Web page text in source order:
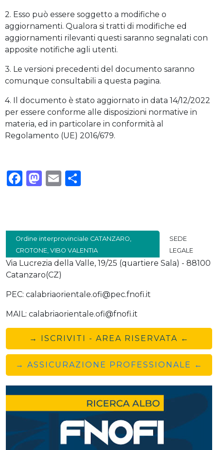
2. Esso può essere soggetto a modifiche o
aggiornamenti. Qualora si tratti di modifiche ed
aggiornamenti rilevanti questi saranno segnalati con
apposite notifiche agli utenti.
3. Le versioni precedenti del documento saranno
comunque consultabili a questa pagina.
4. Il documento è stato aggiornato in data 14/12/2022
per essere conforme alle disposizioni normative in
materia, ed in particolare in conformità al
Regolamento (UE) 2016/679.
Facebook
Mastodon
Email
Ordine interprovinciale CATANZARO,
CROTONE, VIBO VALENTIA
SEDE
LEGALE
Via Lucrezia della Valle, 19/25 (quartiere Sala) - 88100
Catanzaro(CZ)
PEC: calabriaorientale.ofi@pec.fnofi.it
MAIL: calabriaorientale.ofi@fnofi.it
→ ISCRIVITI - AREA RISERVATA ←
→ ASSICURAZIONE PROFESSIONALE ←